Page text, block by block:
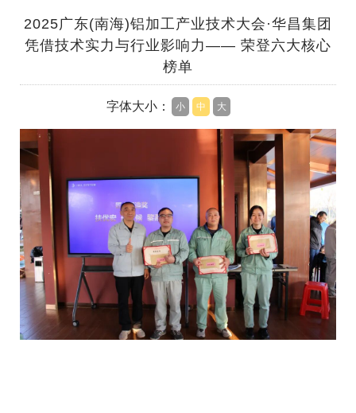
2025广东(南海)铝加工产业技术大会·华昌集团
凭借技术实力与行业影响力—— 荣登六大核心
榜单
字体大小： 小 中 大